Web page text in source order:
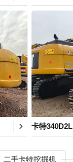
卡特340D2L
二手卡特挖掘机